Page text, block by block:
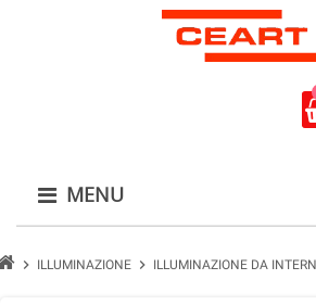
MENU
chevron_right ILLUMINAZIONE chevron_right ILLUMINAZIONE DA